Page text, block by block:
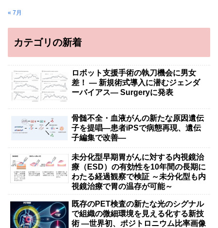
« 7月
カテゴリの新着
ロボット支援手術の執刀機会に男女
差！ — 新規術式導入に潜むジェンダ
ーバイアス— Surgeryに発表
骨髄不全・血液がんの新たな原因遺伝
子を提唱―患者iPSで病態再現、遺伝
子編集で改善―
未分化型早期胃がんに対する内視鏡治
療（ESD）の有効性を10年間の長期に
わたる経過観察で検証 ～未分化型も内
視鏡治療で胃の温存が可能～
既存のPET検査の新たな光のシグナル
で組織の微細環境を見える化する新技
術 ―世界初、ポジトロニウム比率画像